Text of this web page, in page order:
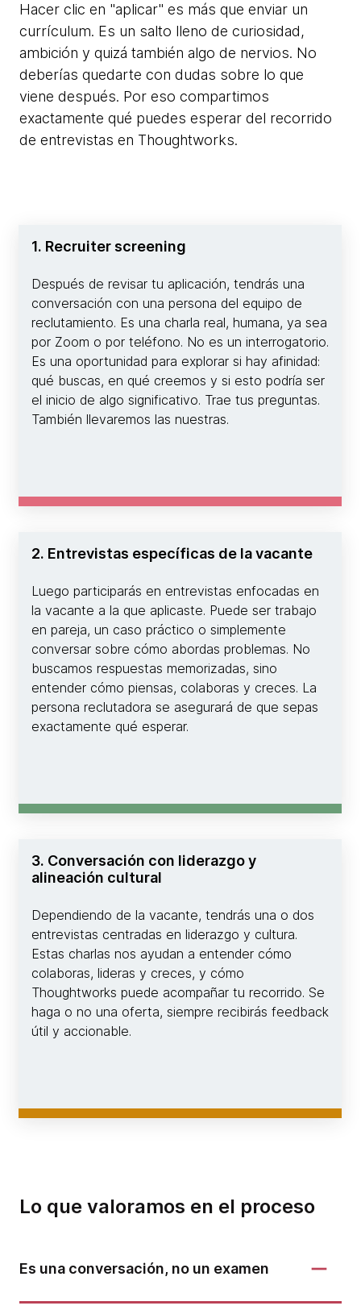
Hacer clic en "aplicar" es más que enviar un
currículum. Es un salto lleno de curiosidad,
ambición y quizá también algo de nervios. No
deberías quedarte con dudas sobre lo que
viene después. Por eso compartimos
exactamente qué puedes esperar del recorrido
de entrevistas en Thoughtworks.
1. Recruiter screening
Después de revisar tu aplicación, tendrás una
conversación con una persona del equipo de
reclutamiento. Es una charla real, humana, ya sea
por Zoom o por teléfono. No es un interrogatorio.
Es una oportunidad para explorar si hay afinidad:
qué buscas, en qué creemos y si esto podría ser
el inicio de algo significativo. Trae tus preguntas.
También llevaremos las nuestras.
2. Entrevistas específicas de la vacante
Luego participarás en entrevistas enfocadas en
la vacante a la que aplicaste. Puede ser trabajo
en pareja, un caso práctico o simplemente
conversar sobre cómo abordas problemas. No
buscamos respuestas memorizadas, sino
entender cómo piensas, colaboras y creces. La
persona reclutadora se asegurará de que sepas
exactamente qué esperar.
3. Conversación con liderazgo y
alineación cultural
Dependiendo de la vacante, tendrás una o dos
entrevistas centradas en liderazgo y cultura.
Estas charlas nos ayudan a entender cómo
colaboras, lideras y creces, y cómo
Thoughtworks puede acompañar tu recorrido. Se
haga o no una oferta, siempre recibirás feedback
útil y accionable.
Lo que valoramos en el proceso
Es una conversación, no un examen